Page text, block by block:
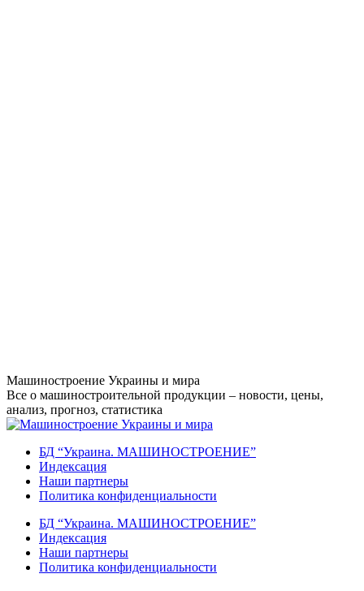
Перейти
к
содержанию
Машиностроение Украины и мира
Все о машиностроительной продукции – новости, цены,
анализ, прогноз, статистика
БД “Украина. МАШИНОСТРОЕНИЕ”
Индекcация
Наши партнеры
Политика конфиденциальности
БД “Украина. МАШИНОСТРОЕНИЕ”
Индекcация
Наши партнеры
Политика конфиденциальности